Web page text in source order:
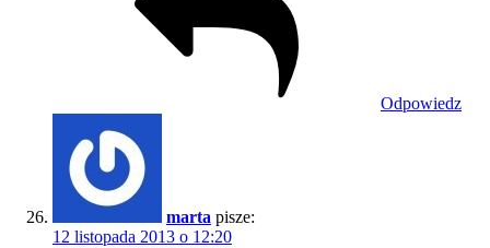
Odpowiedz
marta pisze:
12 listopada 2013 o 12:20